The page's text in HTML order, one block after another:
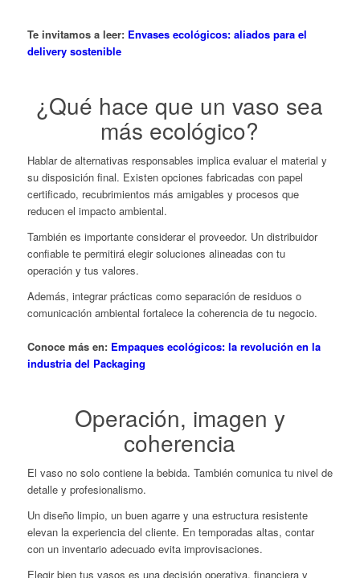
Te invitamos a leer: Envases ecológicos: aliados para el
delivery sostenible
¿Qué hace que un vaso sea
más ecológico?
Hablar de alternativas responsables implica evaluar el material y
su disposición final. Existen opciones fabricadas con papel
certificado, recubrimientos más amigables y procesos que
reducen el impacto ambiental.
También es importante considerar el proveedor. Un distribuidor
confiable te permitirá elegir soluciones alineadas con tu
operación y tus valores.
Además, integrar prácticas como separación de residuos o
comunicación ambiental fortalece la coherencia de tu negocio.
Conoce más en: Empaques ecológicos: la revolución en la
industria del Packaging
Operación, imagen y
coherencia
El vaso no solo contiene la bebida. También comunica tu nivel de
detalle y profesionalismo.
Un diseño limpio, un buen agarre y una estructura resistente
elevan la experiencia del cliente. En temporadas altas, contar
con un inventario adecuado evita improvisaciones.
Elegir bien tus vasos es una decisión operativa, financiera y